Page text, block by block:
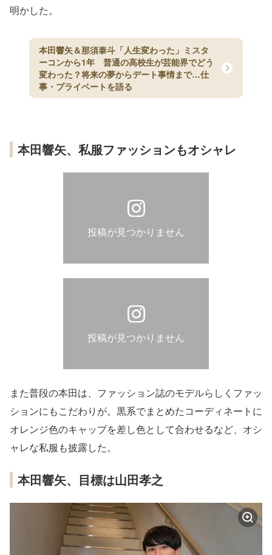
明かした。
本田響矢＆那須泰斗「人生変わった」ミスタ
ーコンから1年 普通の高校生が芸能界でどう
変わった？将来の夢からデート事情まで…仕
事・プライベートを語る
本田響矢、私服ファッションもオシャレ
投稿が見つかりません
投稿が見つかりません
また普段の本田は、ファッション誌のモデルらしくファッ
ションにもこだわりが。黒系でまとめたコーディネートに
オレンジ色のキャップを差し色として合わせるなど、オシ
ャレな私服も披露した。
本田響矢、目標は山田孝之